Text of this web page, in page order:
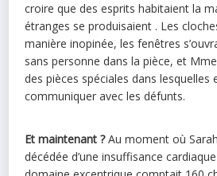
croire que des esprits habitaient la
étranges se produisaient . Les
manière inopinée, les fenêtres
sans personne dans la pièce, et
des pièces spéciales dans lesquelles
communiquer avec les défunts.
Et maintenant ?Au moment où
décédée d’une insuffisance